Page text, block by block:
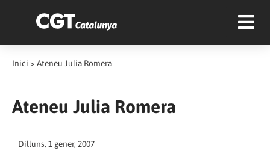
Inici > Ateneu Julia Romera
Ateneu Julia Romera
Dilluns, 1 gener, 2007